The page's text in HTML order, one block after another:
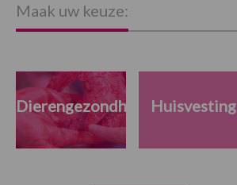
Maak uw keuze:
Dierengezondheid Huisvesting